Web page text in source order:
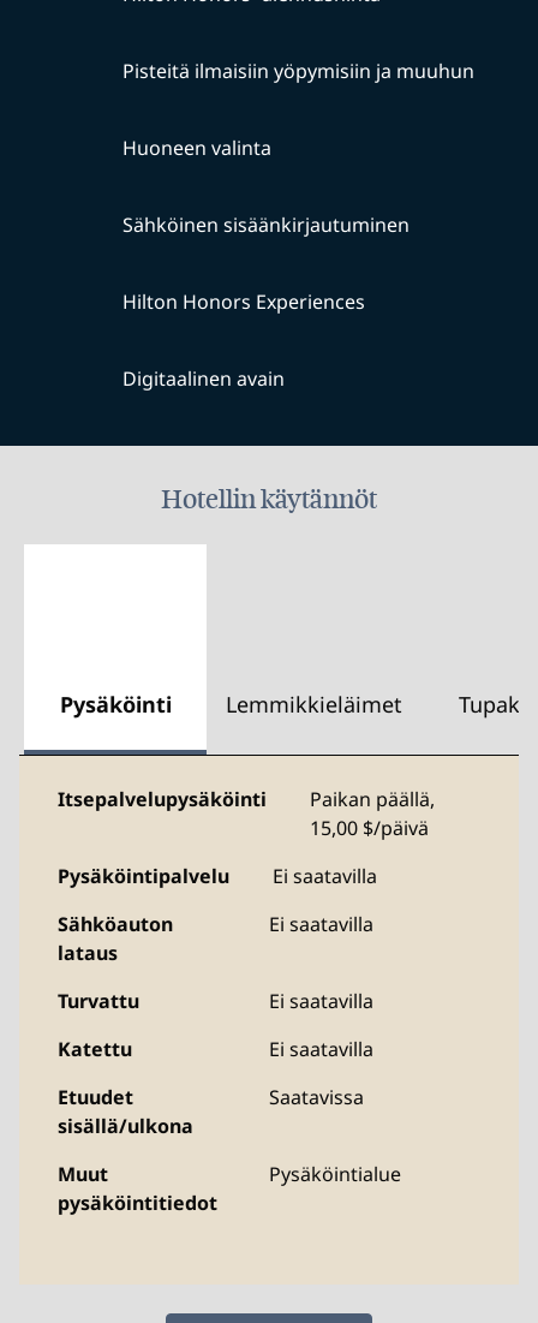
Pisteitä ilmaisiin yöpymisiin ja muuhun
Huoneen valinta
Sähköinen sisäänkirjautuminen
Hilton Honors Experiences
Digitaalinen avain
Hotellin käytännöt
Pysäköinti Lemmikkieläimet
Itsepalvelupysäköinti Paikan päällä,
15,00 $/päivä
Pysäköintipalvelu
Ei saatavilla
Sähköauton
lataus
Ei saatavilla
Turvattu
Ei saatavilla
Katettu
Ei saatavilla
Etuudet
sisällä/ulkona
Saatavissa
Muut
pysäköintitiedot
Pysäköintialue